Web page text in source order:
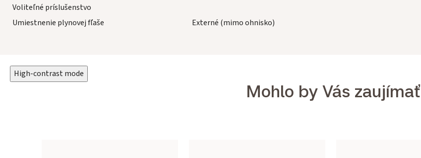
Voliteľné príslušenstvo
Umiestnenie plynovej fľaše
Externé (mimo ohnisko)
High-contrast mode
Mohlo by Vás zaujímať